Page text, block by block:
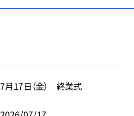
7月17日（金） 終業式